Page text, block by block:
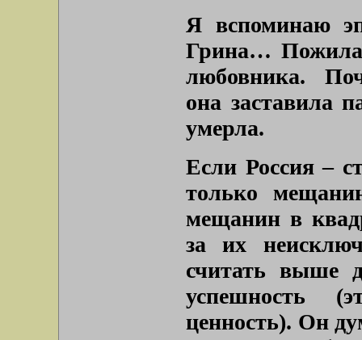
Я вспоминаю
Грина…
любовника.
она заставила
умерла.
Если Россия –
только
мещанин в
за их
считать выше
успешность
ценность). Он